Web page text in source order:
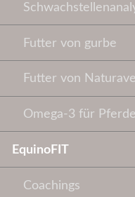
Futter von gurbe
Futter von
Omega-3 für
EquinoFIT
Coachings